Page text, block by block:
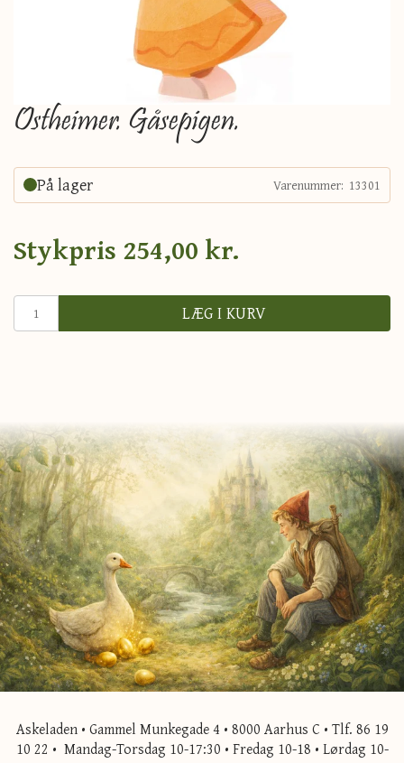
Ostheimer. Gåsepigen.
På lager Varenummer: 13301
Stykpris 254,00 kr.
LÆG I KURV
Askeladen • Gammel Munkegade 4 • 8000 Aarhus C • Tlf. 86 19
10 22 • Mandag-Torsdag 10-17:30 • Fredag 10-18 • Lørdag 10-